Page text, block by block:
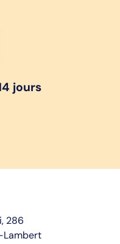
jours
286
Lambert